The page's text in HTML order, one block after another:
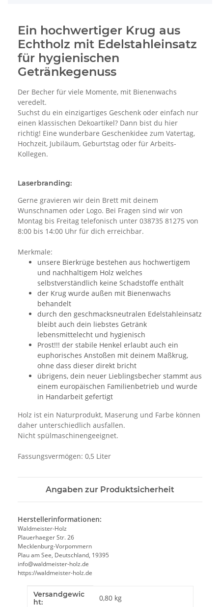
Ein hochwertiger Krug aus
Echtholz mit Edelstahleinsatz
für hygienischen
Getränkegenuss
Der Becher für viele Momente, mit Bienenwachs
veredelt.
Suchst du ein einzigartiges Geschenk oder einfach nur
einen klassischen Dekoartikel? Dann bist du hier
richtig! Eine wunderbare Geschenkidee zum Vatertag,
Hochzeit, Jubiläum, Geburtstag oder für Arbeits-
Kollegen.
Laserbranding:
Gerne gravieren wir dein Brett mit deinem
Wunschnamen oder Logo. Bei Fragen sind wir von
Montag bis Freitag telefonisch unter 038735 81275 von
8:00 bis 14:00 Uhr für dich erreichbar.
Merkmale:
unsere Bierkrüge bestehen aus hochwertigem
und nachhaltigem Holz welches
selbstverständlich keine Schadstoffe enthält
der Krug wurde außen mit Bienenwachs
behandelt
durch den geschmacksneutralen Edelstahleinsatz
bleibt auch dein liebstes Getränk
lebensmittelecht und hygienisch
Prost!!! der stabile Henkel erlaubt auch ein
euphorisches Anstoßen mit deinem Maßkrug,
ohne dass dieser direkt bricht
übrigens, dein neuer Lieblingsbecher stammt aus
einem europäischen Familienbetrieb und wurde
in Handarbeit gefertigt
Holz ist ein Naturprodukt, Maserung und Farbe können
daher unterschiedlich ausfallen.
Nicht spülmaschinengeeignet.
Fassungsvermögen: 0,5 Liter
Angaben zur Produktsicherheit
Herstellerinformationen:
Waldmeister-Holz
Plauerhaeger Str. 26
Mecklenburg-Vorpommern
Plau am See, Deutschland, 19395
info@waldmeister-holz.de
https://waldmeister-holz.de
Produkteigenschaft
Wert
Versandgewic
ht:
0,80 kg